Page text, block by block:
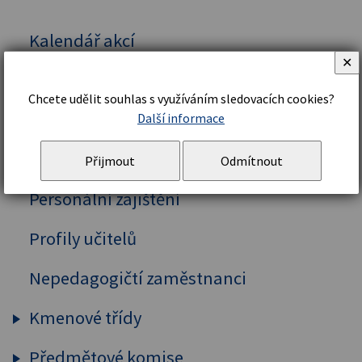
Kalendář akcí
Organizační řád a struktura
Školní řád
Personální zajištění
Profily učitelů
Nepedagogičtí zaměstnanci
Kmenové třídy
Prima
Chcete udělit souhlas s využíváním sledovacích cookies?
Další informace
Přijmout Odmítnout
✕